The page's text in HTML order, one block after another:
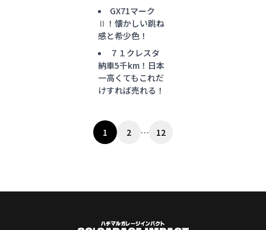
GX71マーク
Ⅱ！懐かしい跳ね
感と希少色！
７１クレスタ
納車5千km！日本
一高くてもこれだ
けすれば売れる！
1 2 … 12